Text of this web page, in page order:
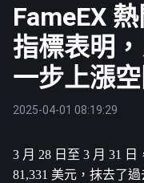
FameEX
指標表明
一步上漲空
2025-04-01 08:19:29
3 月 28 日至 3 月 31 日
81,331 美元，抹去了